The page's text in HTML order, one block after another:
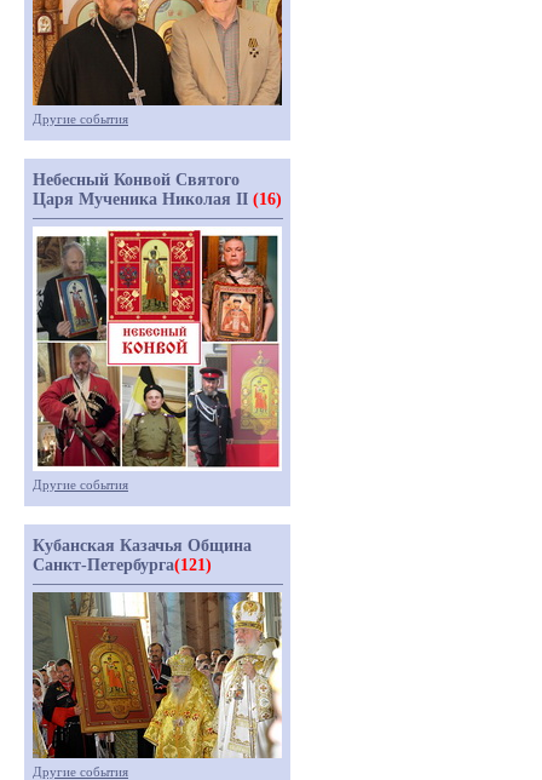
Другие события
Небесный Конвой Святого
Царя Мученика Николая II (16)
Другие события
Кубанская Казачья Община
Санкт-Петербурга(121)
Другие события